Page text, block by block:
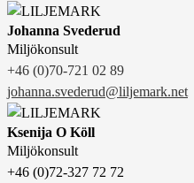
Johanna Svederud
Miljökonsult
+46 (0)70-721 02 89
johanna.svederud@liljemark.net
Ksenija O Köll
Miljökonsult
+46 (0)72-327 72 72